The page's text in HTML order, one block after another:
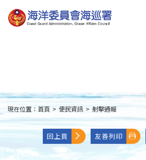
到
主
:::
現在位置： 首頁 > 便民資訊 > 射擊通報
回上頁 友善列印